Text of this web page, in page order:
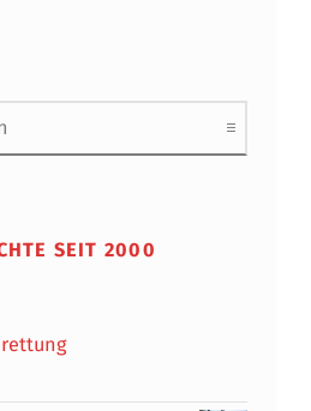
SEIT 2000